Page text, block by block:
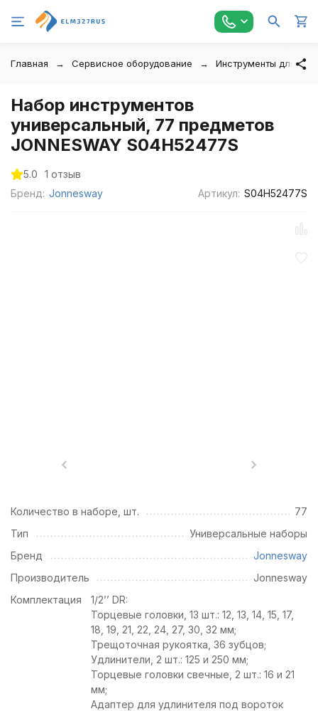
Главная Сервисное оборудование Инструменты для
Набор инструментов
универсальный, 77 предметов
JONNESWAY S04H52477S
5.0
1 отзыв
Бренд: Jonnesway Артикул: S04H52477S
Количество в наборе, шт.
77
Тип
Универсальные наборы
Бренд
Jonnesway
Производитель
Jonnesway
Комплектация
1/2’’ DR:
Торцевые головки, 13 шт.: 12, 13, 14, 15, 17,
18, 19, 21, 22, 24, 27, 30, 32 мм;
Трещоточная рукоятка, 36 зубцов;
Удлинители, 2 шт.: 125 и 250 мм;
Торцевые головки свечные, 2 шт.: 16 и 21
мм;
Адаптер для удлинителя под вороток